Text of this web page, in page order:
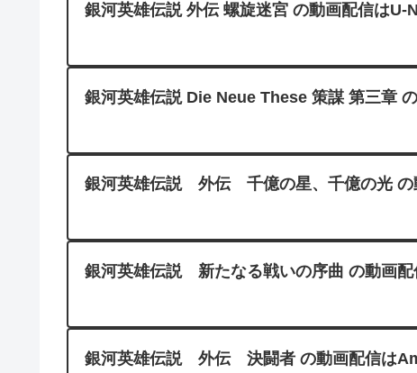
銀河英雄伝説 外伝 螺旋迷宮 の動画配信はU-
銀河英雄伝説 Die Neue These 策謀 第三章
銀河英雄伝説 外伝 千億の星、千億の光 の
銀河英雄伝説 新たなる戦いの序曲 の動画
銀河英雄伝説 外伝 決闘者 の動画配信は